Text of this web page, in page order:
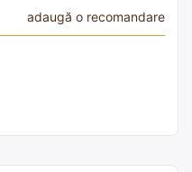
adaugă o recomandare